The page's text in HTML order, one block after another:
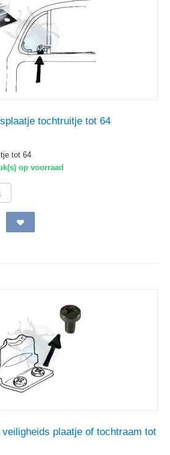
tochtruitje tot 64
tot 64
op voorraad
plaatje of tochtraam tot